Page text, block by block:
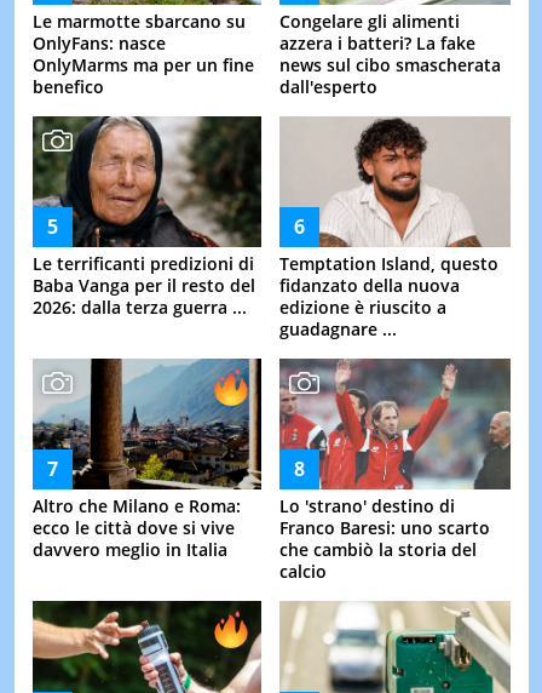
Le marmotte sbarcano su
OnlyFans: nasce
OnlyMarms ma per un fine
benefico
Congelare gli alimenti
azzera i batteri? La fake
news sul cibo smascherata
dall'esperto
Le terrificanti predizioni di
Baba Vanga per il resto del
2026: dalla terza guerra ...
Temptation Island, questo
fidanzato della nuova
edizione è riuscito a
guadagnare ...
Altro che Milano e Roma:
ecco le città dove si vive
davvero meglio in Italia
Lo 'strano' destino di
Franco Baresi: uno scarto
che cambiò la storia del
calcio